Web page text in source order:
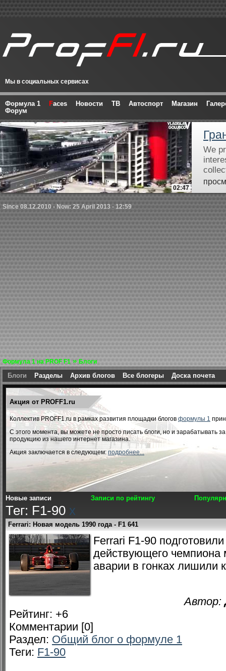
Мы в социальных сервисах
Формула 1 Faces Новости ТВ Автоспорт Магазин
Форум
02:47
We
Since 08.12.2010 - Now: 25 April 2013 - 12:59
Формула 1 на PROF F1 » Блоги
Блоги Разделы Архив блогов Все блогеры Доска почета
Акция от PROFF1.ru
Коллектив PROFF1.ru в рамках развития площадки блогов формулы 1
С этого момента, вы можете не просто писать блоги, но и зарабатывать
продукцию из нашего интернет магазина.
Акция заключается в следующем: подробнее...
Новые записи Записи по рейтингу
Тег: F1-90 x
Ferrari: Новая модель 1990 года - F1 641
Ferrari F1-90
действующего
аварии в гонках лишили
Автор:
Рейтинг: +6
Комментарии [0]
Раздел: Общий блог о формуле 1
Теги: F1-90